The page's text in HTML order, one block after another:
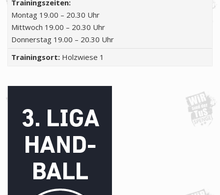
Trainingszeiten:
Montag 19.00 – 20.30 Uhr
Mittwoch 19.00 – 20.30 Uhr
Donnerstag 19.00 – 20.30 Uhr
Trainingsort: Holzwiese 1